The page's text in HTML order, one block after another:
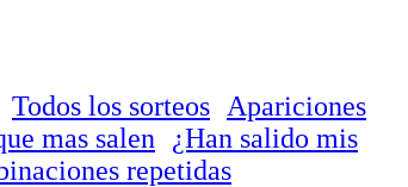
Todos los sorteos
Apariciones
mas salen
¿Han salido mis
repetidas